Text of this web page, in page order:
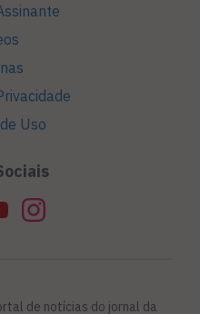
Uso
de notícias do jornal da